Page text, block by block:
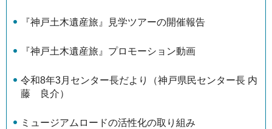
『神戸土木遺産旅』見学ツアーの開催報告
『神戸土木遺産旅』プロモーション動画
令和8年3月センター長だより（神戸県民センター長 内
藤 良介）
ミュージアムロードの活性化の取り組み